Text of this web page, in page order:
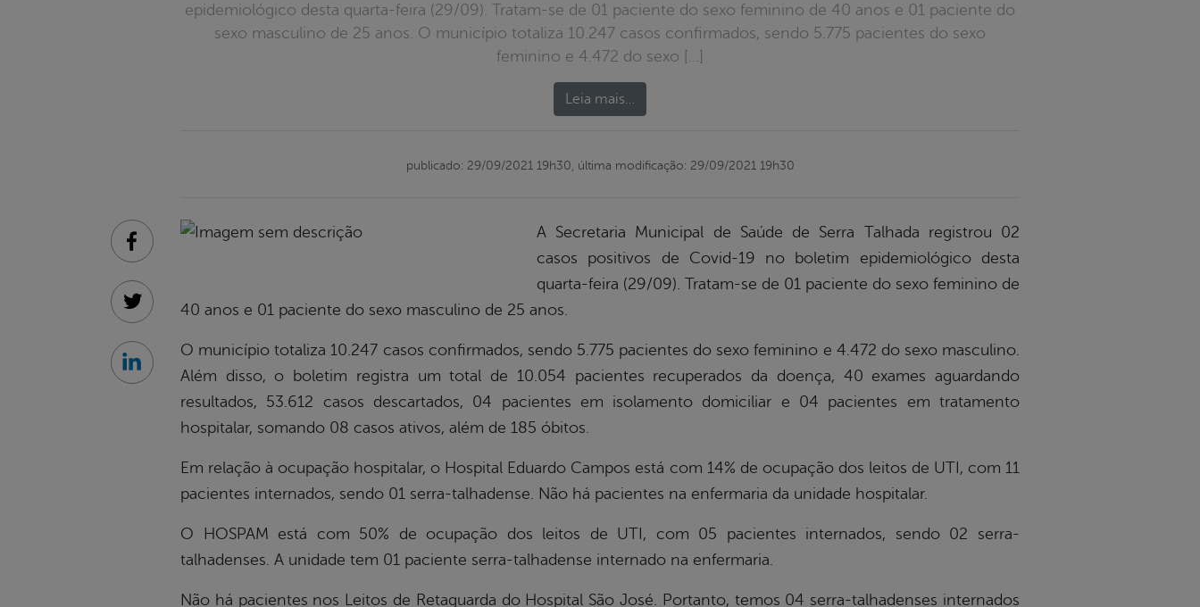
epidemiológico desta quarta-feira (29/09). Tratam-se de 01 paciente do sexo feminino de 40 anos e 01 paciente do
sexo masculino de 25 anos. O município totaliza 10.247 casos confirmados, sendo 5.775 pacientes do sexo
feminino e 4.472 do sexo […]
Leia mais…
publicado: 29/09/2021 19h30, última modificação: 29/09/2021 19h30
A Secretaria Municipal de Saúde de Serra Talhada registrou 02
casos positivos de Covid-19 no boletim epidemiológico desta
quarta-feira (29/09). Tratam-se de 01 paciente do sexo feminino de
40 anos e 01 paciente do sexo masculino de 25 anos.
O município totaliza 10.247 casos confirmados, sendo 5.775 pacientes do sexo feminino e 4.472 do sexo masculino.
Além disso, o boletim registra um total de 10.054 pacientes recuperados da doença, 40 exames aguardando
resultados, 53.612 casos descartados, 04 pacientes em isolamento domiciliar e 04 pacientes em tratamento
hospitalar, somando 08 casos ativos, além de 185 óbitos.
Em relação à ocupação hospitalar, o Hospital Eduardo Campos está com 14% de ocupação dos leitos de UTI, com 11
pacientes internados, sendo 01 serra-talhadense. Não há pacientes na enfermaria da unidade hospitalar.
O HOSPAM está com 50% de ocupação dos leitos de UTI, com 05 pacientes internados, sendo 02 serra-
talhadenses. A unidade tem 01 paciente serra-talhadense internado na enfermaria.
Não há pacientes nos Leitos de Retaguarda do Hospital São José. Portanto, temos 04 serra-talhadenses internados
Facebook
Twitter
Linkedin